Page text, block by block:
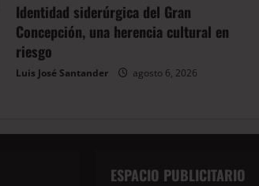
Identidad siderúrgica del Gran
Concepción, una herencia cultural en
riesgo
Luis José Santander agosto 6, 2026
ESPACIO PUBLICITARIO